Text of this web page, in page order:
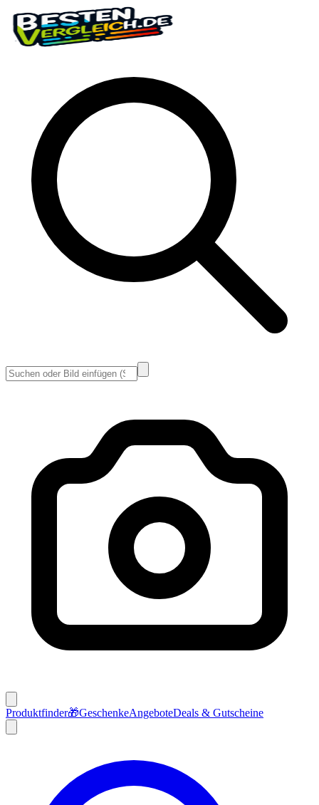
Produktfinder🎁GeschenkeAngeboteDeals & Gutscheine